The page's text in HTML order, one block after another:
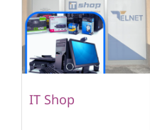
IT Shop